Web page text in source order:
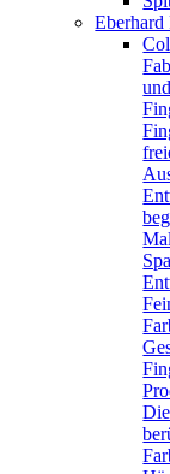
Eberhard